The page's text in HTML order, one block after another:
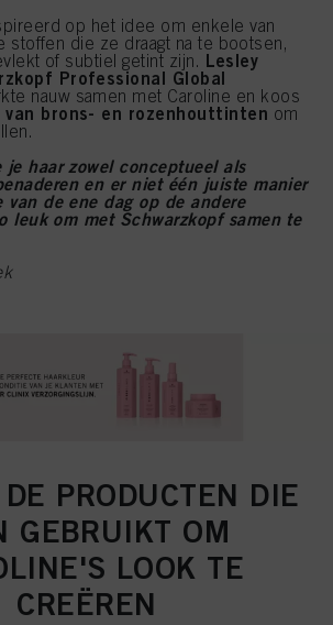
op het idee om enkele van
stoffen die ze draagt na te bootsen,
of subtiel getint zijn. Lesley
Professional Global
nauw samen met Caroline en koos
brons- en rozenhouttinten om
je haar zowel conceptueel als
en er niet één juiste manier
de ene dag op de andere
leuk om met Schwarzkopf samen te
PRODUCTEN DIE
GEBRUIKT OM
LOOK TE
CREËREN